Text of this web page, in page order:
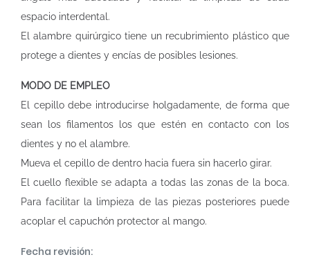
espacio interdental.
El alambre quirúrgico tiene un recubrimiento plástico que
protege a dientes y encías de posibles lesiones.
MODO DE EMPLEO
El cepillo debe introducirse holgadamente, de forma que
sean los filamentos los que estén en contacto con los
dientes y no el alambre.
Mueva el cepillo de dentro hacia fuera sin hacerlo girar.
El cuello flexible se adapta a todas las zonas de la boca.
Para facilitar la limpieza de las piezas posteriores puede
acoplar el capuchón protector al mango.
Fecha revisión: